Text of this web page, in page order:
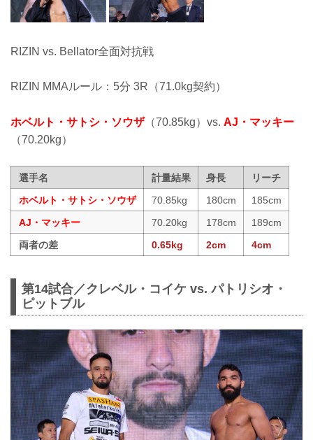
RIZIN vs. Bellator全面対抗戦
RIZIN MMAルール：5分 3R（71.0kg契約）
ホベルト・サトシ・ソウザ（70.85kg）vs. AJ・マッキー
（70.20kg）
選手名 計量結果 身長
リーチ
ホベルト・サトシ・ソウザ
70.85kg 180cm
185cm
AJ・マッキー
70.20kg 178cm
189cm
両者の差
0.65kg 2cm 4cm
第14試合／クレベル・コイケ vs. パトリシオ・
ピットブル